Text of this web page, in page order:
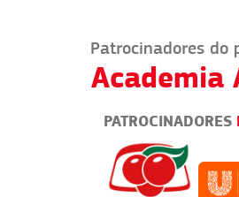
Patrocinadores do
Academia
PATROCINADORES